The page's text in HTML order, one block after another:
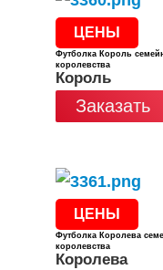
ЦЕНЫ
Футболка Король
королевства
Король
Заказать
ЦЕНЫ
Футболка Королева
королевства
Королева